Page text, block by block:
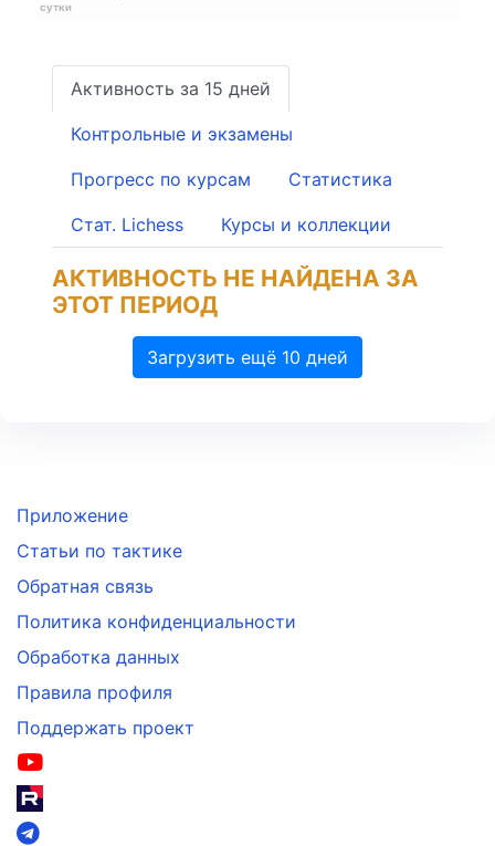
сутки
Активность за 15 дней
Контрольные и экзамены
Прогресс по курсам Статистика
Стат. Lichess Курсы и коллекции
АКТИВНОСТЬ НЕ НАЙДЕНА ЗА
ЭТОТ ПЕРИОД
Загрузить ещё 10 дней
Приложение
Статьи по тактике
Обратная связь
Политика конфиденциальности
Обработка данных
Правила профиля
Поддержать проект